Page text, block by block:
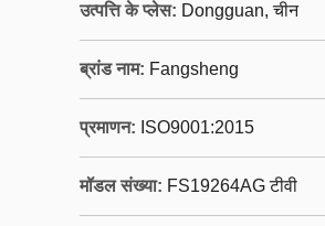
उत्पत्ति के प्लेस: Dongguan, चीन
ब्रांड नाम: Fangsheng
प्रमाणन: ISO9001:2015
मॉडल संख्या: FS19264AG टीवी